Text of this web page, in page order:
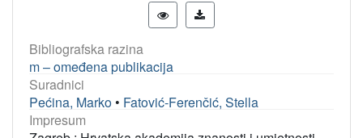
Bibliografska razina
m – omeđena publikacija
Suradnici
Pećina, Marko • Fatović-Ferenčić, Stella
Impresum